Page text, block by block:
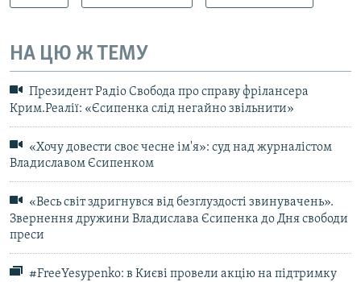
НА ЦЮ Ж ТЕМУ
Президент Радіо Свобода про справу фрілансера
Крим.Реалії: «Єсипенка слід негайно звільнити»
«Хочу довести своє чесне ім'я»: суд над журналістом
Владиславом Єсипенком
«Весь світ здригнувся від безглуздості звинувачень».
Звернення дружини Владислава Єсипенка до Дня свободи
преси
#FreeYesypenko: в Києві провели акцію на підтримку